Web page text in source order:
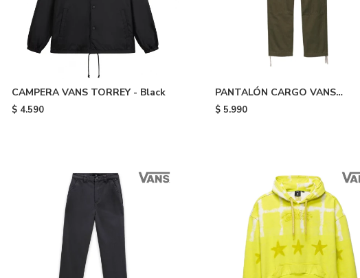
CAMPERA VANS TORREY - Black
$ 4.590
PANTALÓN CARGO VANS
SERVICE - Green
$ 5.990